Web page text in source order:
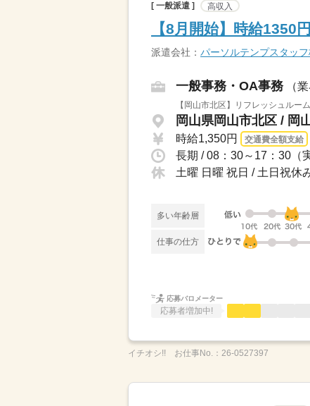
[ 一般派遣 ] 高収入
【8月開始】時給
派遣会社： パーソルテンプスタッ
一般事務・OA事務 （
【岡山市北区】リフレッシュル
岡山県岡山市北区 / 岡
時給1,350円 交通費全額支給
長期 / 08：30～17：30（
土曜 日曜 祝日 / 土日祝休
多い年齢層
仕事の仕方
応募バロメーター
応募者増加中!
イチオシ!! お仕事No.： 26-0527397